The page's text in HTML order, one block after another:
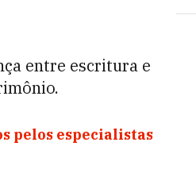
entre escritura e
pelos especialistas